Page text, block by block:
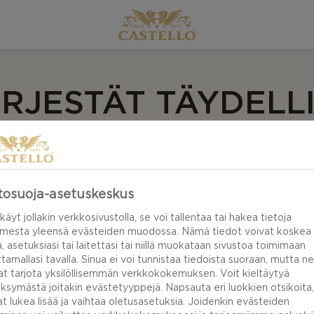
ja monimutkainen kuin hieno viini.
– seuraa ohjeita ja voit olla varma, että koet eri
asetuskeskus
jollakin verkkosivustolla, se voi tallentaa tai hakea tietoja
yleensä evästeiden muodossa. Nämä tiedot voivat koskea
asetuksiasi tai laitettasi tai niillä muokataan sivustoa toimimaan
tavalla. Sinua ei voi tunnistaa tiedoista suoraan, mutta ne
tarjota yksilöllisemmän verkkokokemuksen. Voit kieltäytyä
joitakin evästetyyppejä. Napsauta eri luokkien
lukea lisää ja vaihtaa oletusasetuksia. Joidenkin evästeiden